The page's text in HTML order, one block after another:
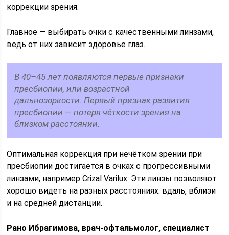
коррекции зрения.
Главное — выбирать очки с качественными линзами,
ведь от них зависит здоровье глаз.
В 40–45 лет появляются первые признаки
пресбиопии, или возрастной
дальнозоркости. Первый признак развития
пресбиопии — потеря чёткости зрения на
близком расстоянии.
Оптимальная коррекция при нечётком зрении при
пресбиопии достигается в очках с прогрессивными
линзами, например Crizal Varilux. Эти линзы позволяют
хорошо видеть на разных расстояниях: вдаль, вблизи
и на средней дистанции.
Рано Ибрагимова, врач-офтальмолог, специалист